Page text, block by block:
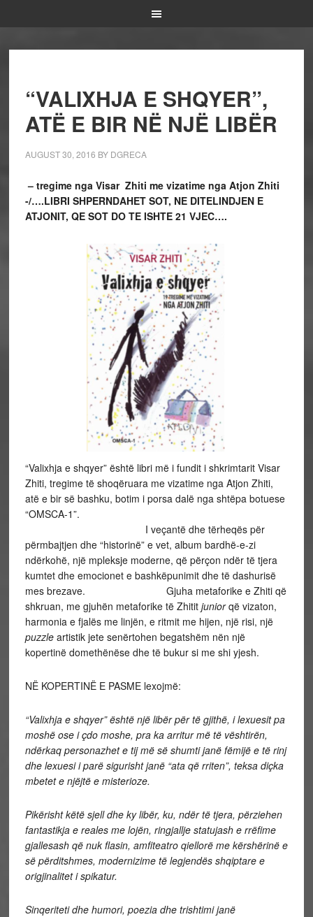
“VALIXHJA E SHQYER”,
ATË E BIR NË NJË LIBËR
AUGUST 30, 2016 BY DGRECA
– tregime nga Visar Zhiti me vizatime nga Atjon Zhiti
-/….LIBRI SHPERNDAHET SOT, NE DITELINDJEN E
ATJONIT, QE SOT DO TE ISHTE 21 VJEC….
“Valixhja e shqyer” është libri më i fundit i shkrimtarit Visar
Zhiti, tregime të shoqëruara me vizatime nga Atjon Zhiti,
atë e bir së bashku, botim i porsa dalë nga shtëpa botuese
“OMSCA-1”.
I veçantë dhe tërheqës për
përmbajtjen dhe “historinë” e vet, album bardhë-e-zi
ndërkohë, një mpleksje moderne, që përçon ndër të tjera
kumtet dhe emocionet e bashkëpunimit dhe të dashurisë
mes brezave. Gjuha metaforike e Zhiti që
shkruan, me gjuhën metaforike të Zhitit juniorqë vizaton,
harmonia e fjalës me linjën, e ritmit me hijen, një risi, një
puzzleartistik jete senërtohen begatshëm nën një
kopertinë domethënëse dhe të bukur si me shi yjesh.
NË KOPERTINË E PASME lexojmë:
“Valixhja e shqyer” është një libër për të gjithë, i lexuesit pa
moshë ose i çdo moshe, pra ka arritur më të vështirën,
ndërkaq personazhet e tij më së shumti janë fëmijë e të rinj
dhe lexuesi i parë sigurisht janë “ata që rriten”, teksa diçka
mbetet e njëjtë e misterioze.
Pikërisht këtë sjell dhe ky libër, ku, ndër të tjera, përziehen
fantastikja e reales me lojën, ringjallje statujash e rrëfime
gjallesash që nuk flasin, amfiteatro qiellorë me kërshërinë e
së përditshmes, modernizime të legjendës shqiptare e
origjinalitet i spikatur.
Sinqeriteti dhe humori, poezia dhe trishtimi janë